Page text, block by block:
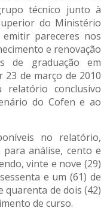
técnico junto à
do Ministério
pareceres nos
e renovação
de graduação em
de março de 2010
conclusivo
do Cofen e ao
no relatório,
análise, cento e
vinte e nove (29)
e um (61) de
quarenta de dois (42)
de curso.